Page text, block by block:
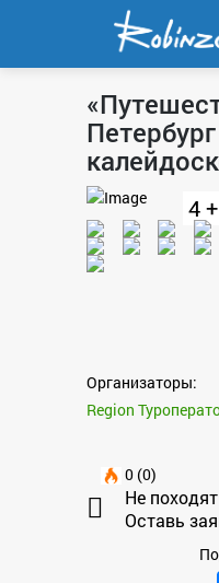
4 +
Организаторы:
Region
0 (0)
Не
Оставь